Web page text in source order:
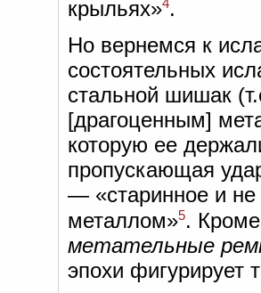
крыльях» .
Но вернемся к
состоятельных
стальной шишак
[драгоценным]
которую ее
пропускающая
— «старинное и не
металлом»5.
метательные
эпохи фигурирует